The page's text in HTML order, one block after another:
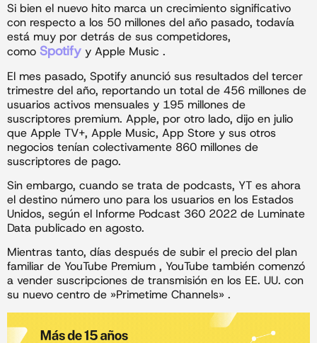
Si bien el nuevo hito marca un crecimiento significativo
con respecto a los 50 millones del año pasado, todavía
está muy por detrás de sus competidores,
como Spotify y Apple Music .
El mes pasado, Spotify anunció sus resultados del tercer
trimestre del año, reportando un total de 456 millones de
usuarios activos mensuales y 195 millones de
suscriptores premium. Apple, por otro lado, dijo en julio
que Apple TV+, Apple Music, App Store y sus otros
negocios tenían colectivamente 860 millones de
suscriptores de pago.
Sin embargo, cuando se trata de podcasts, YT es ahora
el destino número uno para los usuarios en los Estados
Unidos, según el Informe Podcast 360 2022 de Luminate
Data publicado en agosto.
Mientras tanto, días después de subir el precio del plan
familiar de YouTube Premium , YouTube también comenzó
a vender suscripciones de transmisión en los EE. UU. con
su nuevo centro de »Primetime Channels» .